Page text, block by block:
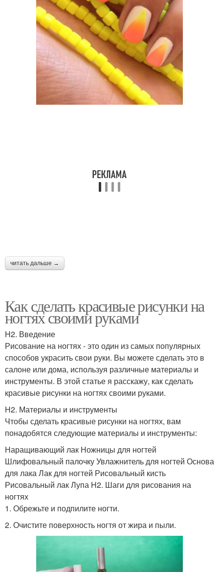
Рисунки для новых
мастеров
Простые идеи
Простые цветы Рисунки в моде
читать дальше →
Как сделать красивые рисунки на
ногтях своими руками
H2. Введение
Рисование на ногтях - это один из самых популярных
способов украсить свои руки. Вы можете сделать это в
салоне или дома, используя различные материалы и
инструменты. В этой статье я расскажу, как сделать
красивые рисунки на ногтях своими руками.
H2. Материалы и инструменты
Чтобы сделать красивые рисунки на ногтях, вам
понадобятся следующие материалы и инструменты:
Наращивающий лак Ножницы для ногтей
Шлифовальный палочку Увлажнитель для ногтей Основа
для лака Лак для ногтей Рисовальный кисть
Рисовальный лак Лупа H2. Шаги для рисования на
ногтях
1. Обрежьте и подпилите ногти.
2. Очистите поверхность ногтя от жира и пыли.